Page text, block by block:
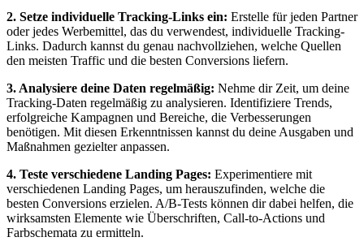
2. Setze individuelle⁤ Tracking-Links ⁤ein: Erstelle für ​jeden Partner
oder⁣ jedes‍ Werbemittel,⁣ das⁤ du verwendest, individuelle Tracking-
Links. Dadurch ‍kannst du ​genau nachvollziehen, welche​ Quellen
den ⁣meisten Traffic und die‌ besten Conversions liefern.
3. ​Analysiere deine Daten regelmäßig: Nehme dir ⁢Zeit,⁣ um deine
‌Tracking-Daten ​regelmäßig zu analysieren. Identifiziere Trends,
erfolgreiche Kampagnen und Bereiche, die Verbesserungen⁣
benötigen. Mit diesen Erkenntnissen kannst du ‍deine Ausgaben und
Maßnahmen ‍gezielter anpassen.
4. Teste verschiedene⁢ Landing Pages: Experimentiere mit
verschiedenen Landing Pages, um herauszufinden,‌ welche ⁢die‍
besten Conversions erzielen. A/B-Tests können dir dabei helfen, die
wirksamsten Elemente ⁢wie Überschriften, Call-to-Actions ⁣und​
Farbschemata ‍zu ermitteln.